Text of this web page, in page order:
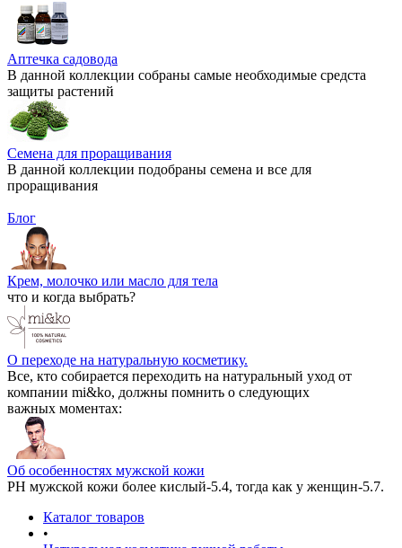
Аптечка садовода
В данной коллекции собраны самые необходимые средста
защиты растений
Семена для проращивания
В данной коллекции подобраны семена и все для
проращивания
Блог
Крем, молочко или масло для тела
что и когда выбрать?
О переходе на натуральную косметику.
Все, кто собирается переходить на натуральный уход от
компании mi&ko, должны помнить о следующих
важных моментах:
Об особенностях мужской кожи
РН мужской кожи более кислый-5.4, тогда как у женщин-5.7.
Каталог товаров
•